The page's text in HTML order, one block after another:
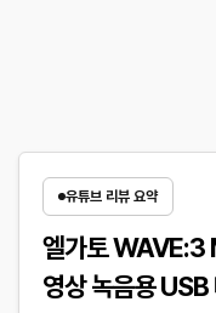
유튜브 리뷰 요약
엘가토 WAVE:3
영상 녹음용